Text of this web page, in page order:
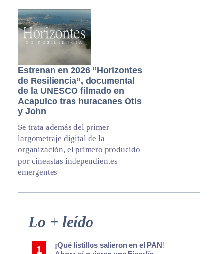
Estrenan en 2026 “Horizontes
de Resiliencia”, documental
de la UNESCO filmado en
Acapulco tras huracanes Otis
y John
Se trata además del primer
largometraje digital de la
organización, el primero producido
por cineastas independientes
emergentes
Primary
Lo + leído
¡Qué listillos salieron en el PAN!